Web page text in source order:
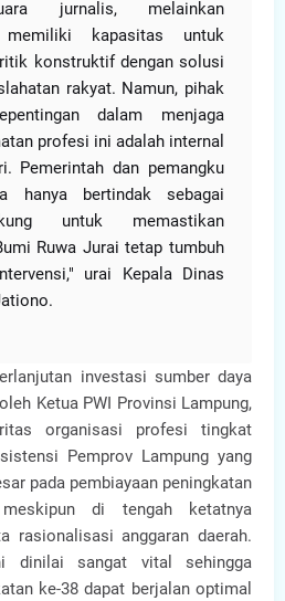
jurnalis, melainkan
memiliki kapasitas untuk
konstruktif dengan solusi
rakyat. Namun, pihak
dalam menjaga
profesi ini adalah internal
Pemerintah dan pemangku
hanya bertindak sebagai
untuk memastikan
Ruwa Jurai tetap tumbuh
urai Kepala Dinas
investasi sumber daya
Ketua PWI Provinsi Lampung,
organisasi profesi tingkat
Pemprov Lampung yang
pada pembiayaan peningkatan
di tengah ketatnya
rasionalisasi anggaran daerah.
dinilai sangat vital sehingga
ke-38 dapat berjalan optimal